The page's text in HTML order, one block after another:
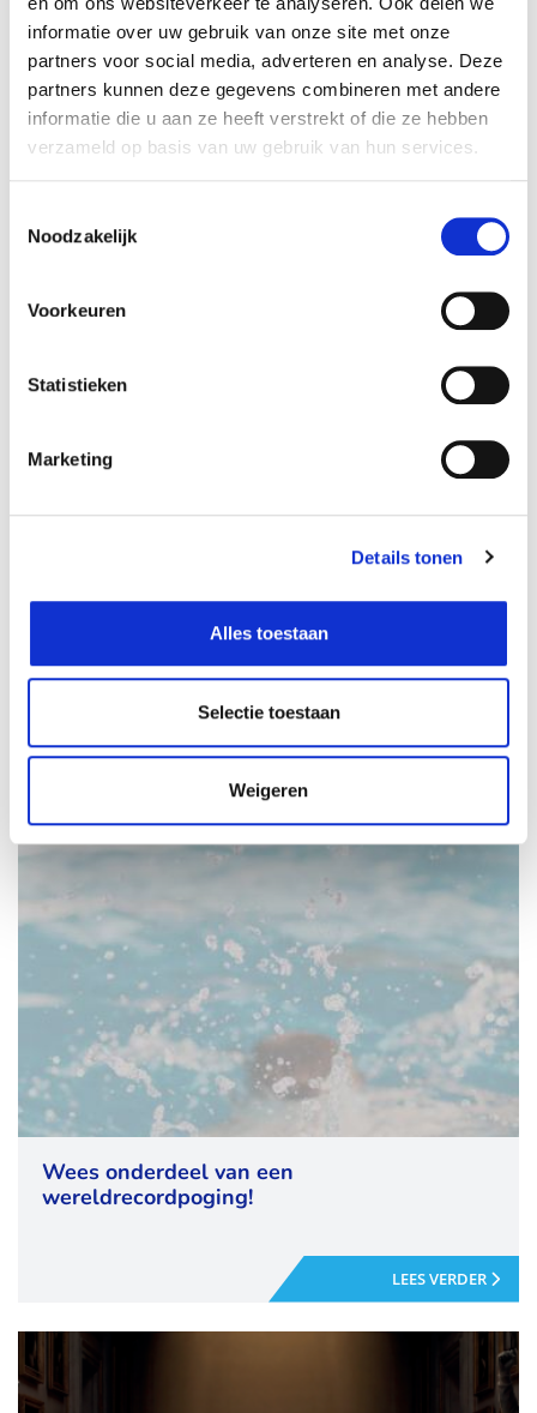
informatie over uw gebruik van onze site met onze
partners voor social media, adverteren en analyse. Deze
partners kunnen deze gegevens combineren met andere
informatie die u aan ze heeft verstrekt of die ze hebben
verzameld op basis van uw gebruik van hun services.
Noodzakelijk
Voorkeuren
Statistieken
Marketing
Details tonen
Alles toestaan
Selectie toestaan
Weigeren
De verenigingsondersteuners van Sport-ID zetten zich in voor
verenigingen in jouw buurt. Meer weten? Bezoeksport-
Laatste nieuws berichten
Wees onderdeel van een
wereldrecordpoging!
LEES VERDER